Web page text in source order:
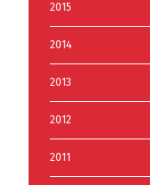
2015
2014
2013
2012
2011